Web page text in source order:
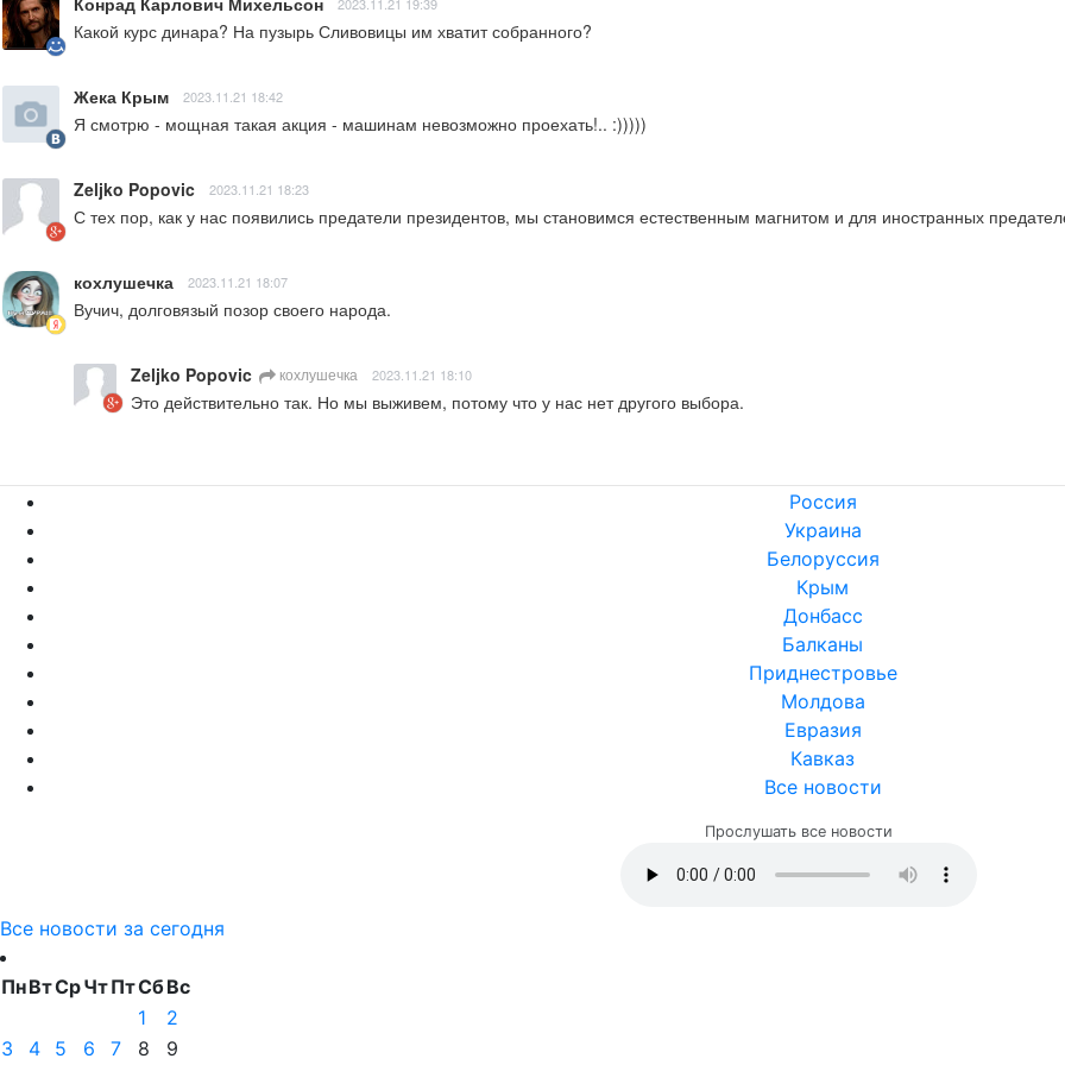
2023.11.21 19:39
Какой курс динара? На пузырь Сливовицы им хватит собранного?
Жека Крым 2023.11.21 18:42
Я смотрю - мощная такая акция - машинам невозможно проехать!.. :)))))
Zeljko Popovic 2023.11.21 18:23
С тех пор, как у нас появились предатели президентов, мы становимся естественным магнитом и для иностранных
кохлушечка 2023.11.21 18:07
Вучич, долговязый позор своего народа.
Zeljko Popovic кохлушечка 2023.11.21 18:10
Это действительно так. Но мы выживем, потому что у нас нет другого выбора.
Россия
Украина
Белоруссия
Крым
Донбасс
Балканы
Приднестровье
Молдова
Евразия
Кавказ
Все новости
Прослушать все новости
Все новости за сегодня
ПнВтСрЧтПтСбВс
1
2
3
4 5 6 7 8
9